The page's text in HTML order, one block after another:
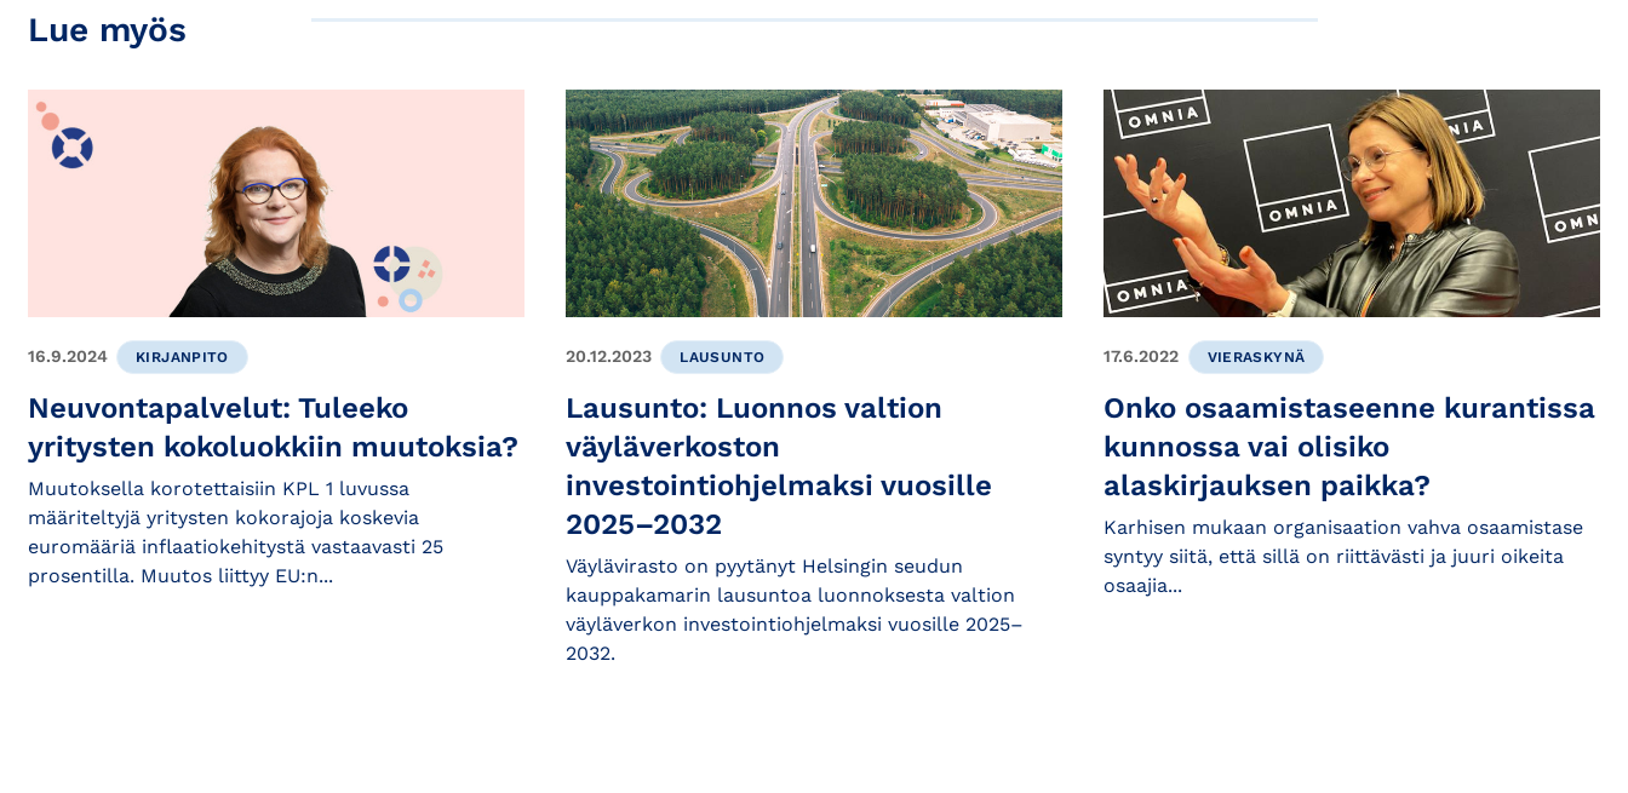
Lue myös
16.9.2024 KIRJANPITO
Neuvontapalvelut: Tuleeko
yritysten kokoluokkiin muutoksia?
Muutoksella korotettaisiin KPL 1 luvussa
määriteltyjä yritysten kokorajoja koskevia
euromääriä inflaatiokehitystä vastaavasti 25
prosentilla. Muutos liittyy EU:n...
20.12.2023 LAUSUNTO
Lausunto: Luonnos valtion
väyläverkoston
investointiohjelmaksi vuosille
2025–2032
Väylävirasto on pyytänyt Helsingin seudun
kauppakamarin lausuntoa luonnoksesta valtion
väyläverkon investointiohjelmaksi vuosille 2025–
2032.
17.6.2022 VIERASKYNÄ
Onko osaamistaseenne kurantissa
kunnossa vai olisiko
alaskirjauksen paikka?
Karhisen mukaan organisaation vahva osaamistase
syntyy siitä, että sillä on riittävästi ja juuri oikeita
osaajia...